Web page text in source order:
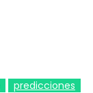
predicciones